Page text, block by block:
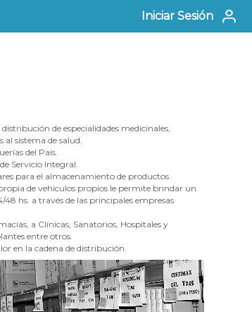
Iniciar Sesión
de especialidades medicinales,
sistema de salud.
del País.
Servicio Integral.
para el almacenamiento de productos
de vehículos propios le permite brindar un
hs. a través de las principales empresas
a Clínicas, Sanatorios, Hospitales y
entre otros.
en la cadena de distribución.